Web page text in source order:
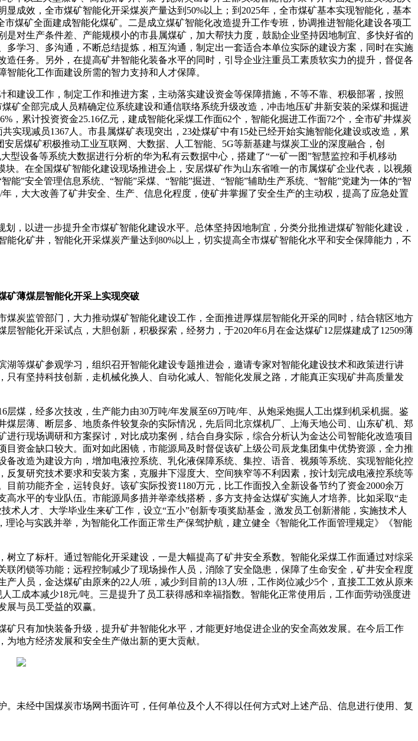
成效，全市煤矿智能化开采煤炭产量达到50%以上；到2025年，全市煤矿基本实现智能化，基本
煤矿全面建成智能化煤矿。二是成立煤矿智能化改造提升工作专班，协调推进智能化建设各项工
对生产条件差、产能规模小的市县属煤矿，加大帮扶力度，鼓励企业坚持因地制宜、多快好省的
学习、多沟通，不断总结提炼，相互沟通，制定出一套适合本单位实际的建设方案，同时在实施
任务。另外，在提高矿井智能化装备水平的同时，引导企业注重员工素质软实力的提升，督促各
能化工作面建设所需的智力支持和人才保障。
设工作，制定工作和推进方案，主动落实建设资金等保障措施，不等不靠、积极部署，按照
矿全部完成人员精确定位系统建设和通信联络系统升级改造，冲击地压矿井新安装的采煤和掘进
，累计投资资金25.16亿元，建成智能化采煤工作面62个，智能化掘进工作面72个，全市矿井煤炭
实现减员1367人。市县属煤矿表现突出，23处煤矿中有15处已经开始实施智能化建设或改造，累
居煤矿积极推动工业互联网、大数据、人工智能、5G等新基建与煤炭工业的深度融合，创
型设备等系统大数据进行分析的华为私有云数据中心，搭建了“一矿一图”智慧监控和手机移动
。在全国煤矿智能化建设现场推进会上，安居煤矿作为山东省唯一的市属煤矿企业代表，以视频
”安全管理信息系统、“智能”采煤、“智能”掘进、“智能”辅助生产系统、“智能”党建为一体的“智
，大大改善了矿井安全、生产、信息化程度，使矿井掌握了安全生产的主动权，提高了应急处置
以进一步提升全市煤矿智能化建设水平。总体坚持因地制宜，分类分批推进煤矿智能化建设，
化矿井，智能化开采煤炭产量达到80%以上，切实提高全市煤矿智能化水平和安全保障能力，不
矿薄煤层智能化开采上实现突破
监管部门，大力推动煤矿智能化建设工作，全面推进厚煤层智能化开采的同时，结合辖区地方
智能化开采试点，大胆创新，积极探索，经努力，于2020年6月在金达煤矿12层煤建成了12509薄
煤矿参观学习，组织召开智能化建设专题推进会，邀请专家对智能化建设技术和政策进行讲
有坚持科技创新，走机械化换人、自动化减人、智能化发展之路，才能真正实现矿井高质量发
，经多次技改，生产能力由30万吨/年发展至69万吨/年、从炮采炮掘人工出煤到机采机掘。鉴
层薄、断层多、地质条件较复杂的实际情况，先后同北京煤机厂、上海天地公司、山东矿机、郑
行现场调研和方案探讨，对比成功案例，结合自身实际，综合分析认为金达公司智能化改造项目
资金缺口较大。面对如此困镜，市能源局及时督促该矿上级公司辰龙集团集中优势资源，全力推
改造为建设方向，增加电液控系统、乳化液保障系统、集控、语音、视频等系统、实现智能化控
复研究技术要求和安装方案，克服井下湿度大、空间狭窄等不利因素，按计划完成电液控系统等
前功能齐全，运转良好。该矿实际投资1180万元，比工作面投入全新设备节约了资金2000余万
水平的专业队伍。市能源局多措并举牵线搭桥，多方支持金达煤矿实施人才培养。比如采取“走
人才、大学毕业生来矿工作，设立“五小”创新专项奖励基金，激发员工创新潜能，实施技术人
论与实践并举，为智能化工作面正常生产保驾护航，建立健全《智能化工作面管理规定》《智能
了标杆。通过智能化开采建设，一是大幅提高了矿井安全系数。智能化采煤工作面通过对综采
闭锁等功能；远程控制减少了现场操作人员，消除了安全隐患，保障了生命安全，矿井安全程度
人员，金达煤矿由原来的22人/班，减少到目前的13人/班，工作岗位减少5个，直接工工效从原来
工成本减少18元/吨。三是提升了员工获得感和幸福指数。智能化正常使用后，工作面劳动强度进
与员工受益的双赢。
有加快装备升级，提升矿井智能化水平，才能更好地促进企业的安全高效发展。在今后工作
地方经济发展和安全生产做出新的更大贡献。
未经中国煤炭市场网书面许可，任何单位及个人不得以任何方式对上述产品、信息进行使用、复